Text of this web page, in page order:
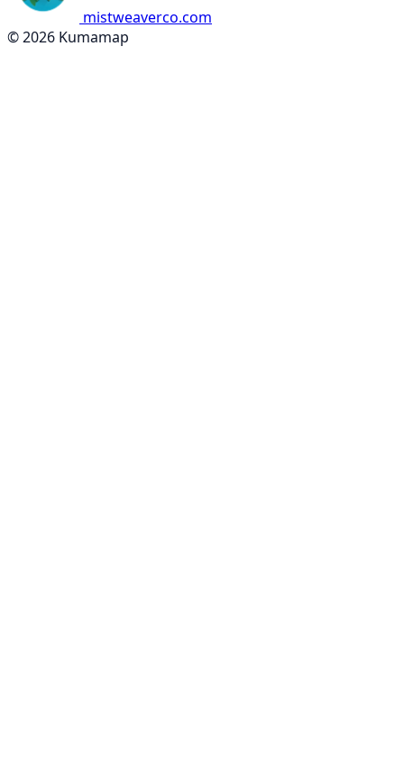
mistweaverco.com
© 2026 Kumamap